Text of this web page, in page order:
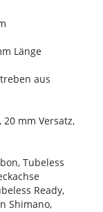
Länge
aus
mm Versatz,
Tubeless
Ready,
Shimano,